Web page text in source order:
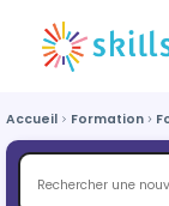
Accueil Formation